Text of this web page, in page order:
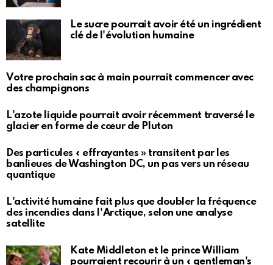
Le sucre pourrait avoir été un ingrédient
clé de l'évolution humaine
Votre prochain sac à main pourrait commencer avec
des champignons
L'azote liquide pourrait avoir récemment traversé le
glacier en forme de cœur de Pluton
Des particules « effrayantes » transitent par les
banlieues de Washington DC, un pas vers un réseau
quantique
L'activité humaine fait plus que doubler la fréquence
des incendies dans l'Arctique, selon une analyse
satellite
Kate Middleton et le prince William
pourraient recourir à un « gentleman's